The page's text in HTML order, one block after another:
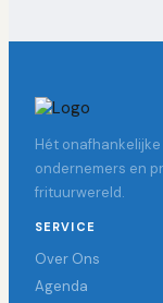
Hét
ondernemers en
frituurwereld.
SERVICE
Over Ons
Agenda